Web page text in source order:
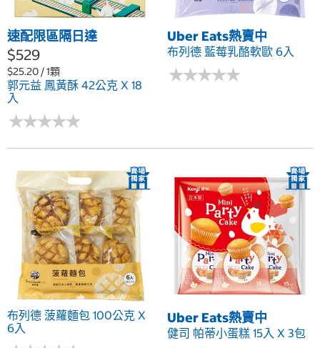
速配限區隔日達
$529
$25.20 / 1顆
郭元益 鳳黃酥 42公克 X 18
入
★★★★★
★★★★★
Uber Eats熱賣中
布列德 藍莓乳酪軟歐 6入
★★★★★
★★★★★
布列德 菠蘿麵包 100公克 X
6入
Uber Eats熱賣中
健司 帕蒂小蛋糕 15入 X 3包